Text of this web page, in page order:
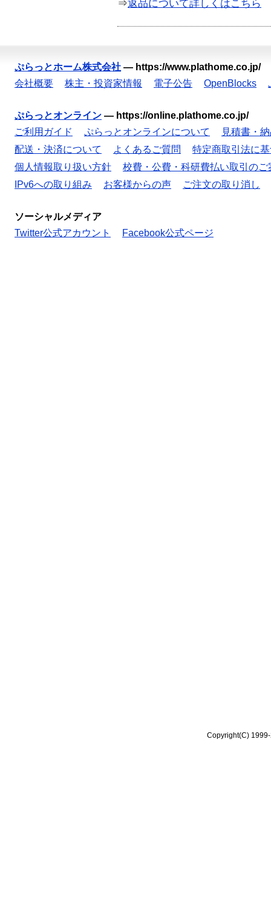
⇒返品について詳しくはこちら
ぷらっとホーム株式会社 — https://www.plathome.co.jp/
会社概要
株主・投資家情報 電子公告 OpenBlocks
ぷらっとオンライン — https://online.plathome.co.jp/
ご利用ガイド
ぷらっとオンラインについて
見積書・
配送・決済について
よくあるご質問
特定商取引法に
個人情報取り扱い方針
校費・公費・科研費払い取引のご
IPv6への取り組み
お客様からの声 ご注文の取り消し
ソーシャルメディア
Twitter公式アカウント
Facebook公式ページ
Copyright(C)